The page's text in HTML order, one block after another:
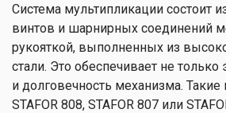
Система мультипликации состоит
винтов и шарнирных соединений
рукояткой, выполненных из
стали. Это обеспечивает не
и долговечность механизма. Такие
STAFOR 808, STAFOR 807 или